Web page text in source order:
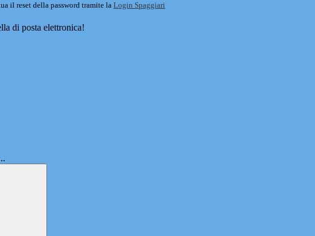
il reset della password tramite la Login Spaggiari
di posta elettronica!